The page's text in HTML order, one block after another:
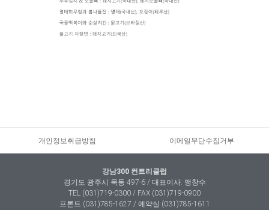
개인정보취급방침 이메일무단수집거부
강남300 컨트리클럽
경기도 광주시 목동 497-6 / 대표이사: 맹창수
TEL (031)719-0300 / FAX (031)719-0900
프론트 (031)785-1627 / 예약실 (031)785-1611